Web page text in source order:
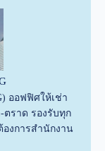
ออฟฟิศให้เช่า
ตราด รองรับทุก
องการสำนักงาน